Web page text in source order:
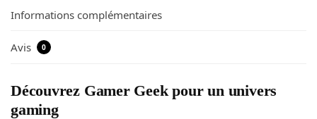
Informations complémentaires
Avis 0
Découvrez Gamer Geek pour un univers
gaming